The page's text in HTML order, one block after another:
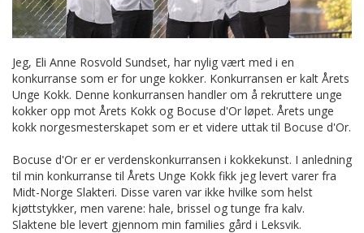
Jeg, Eli Anne Rosvold Sundset, har nylig vært med i en
konkurranse som er for unge kokker. Konkurransen er kalt Årets
Unge Kokk. Denne konkurransen handler om å rekruttere unge
kokker opp mot Årets Kokk og Bocuse d'Or løpet. Årets unge
kokk norgesmesterskapet som er et videre uttak til Bocuse d'Or.
Bocuse d'Or er er verdenskonkurransen i kokkekunst. I anledning
til min konkurranse til Årets Unge Kokk fikk jeg levert varer fra
Midt-Norge Slakteri. Disse varen var ikke hvilke som helst
kjøttstykker, men varene: hale, brissel og tunge fra kalv.
Slaktene ble levert gjennom min families gård i Leksvik.